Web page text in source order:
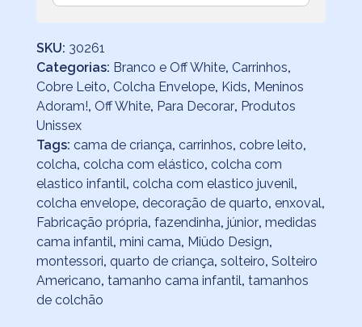
SKU: 30261
Categorias: Branco e Off White, Carrinhos,
Cobre Leito, Colcha Envelope, Kids, Meninos
Adoram!, Off White, Para Decorar, Produtos
Unissex
Tags: cama de criança, carrinhos, cobre leito,
colcha, colcha com elástico, colcha com
elastico infantil, colcha com elastico juvenil,
colcha envelope, decoração de quarto, enxoval,
Fabricação própria, fazendinha, júnior, medidas
cama infantil, mini cama, Miüdo Design,
montessori, quarto de criança, solteiro, Solteiro
Americano, tamanho cama infantil, tamanhos
de colchão